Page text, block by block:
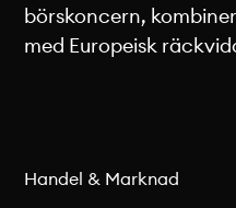
börskoncern,
med Europeisk
Handel & Marknad